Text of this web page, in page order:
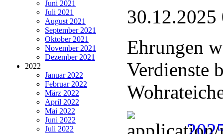
Juni 2021
Juli 2021
August 2021
September 2021
Oktober 2021
November 2021
Dezember 2021
2022
Januar 2022
Februar 2022
März 2022
April 2022
Mai 2022
Juni 2022
Juli 2022
30.12.2025
Ehrungen
Verdienste